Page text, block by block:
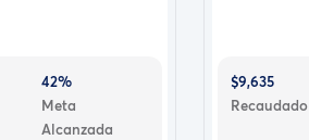
42%
Meta
Alcanzada
$9,635
Recaudado